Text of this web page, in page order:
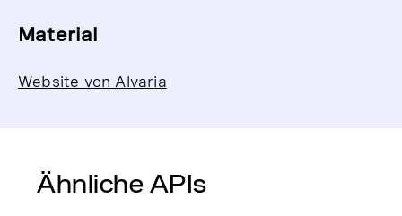
Material
Website von Alvaria
Ähnliche APIs